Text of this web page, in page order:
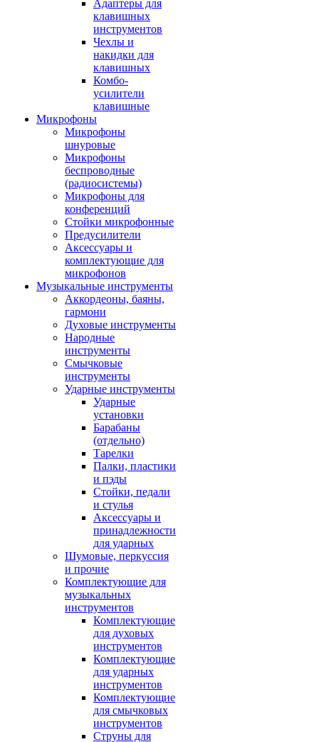
Адаптеры для
клавишных
инструментов
Чехлы и
накидки для
клавишных
Комбо-
усилители
клавишные
Микрофоны
Микрофоны
шнуровые
Микрофоны
беспроводные
(радиосистемы)
Микрофоны для
конференций
Стойки микрофонные
Предусилители
Аксессуары и
комплектующие для
микрофонов
Музыкальные инструменты
Аккордеоны, баяны,
гармони
Духовые инструменты
Народные
инструменты
Смычковые
инструменты
Ударные инструменты
Ударные
установки
Барабаны
(отдельно)
Тарелки
Палки, пластики
и пэды
Стойки, педали
и стулья
Аксессуары и
принадлежности
для ударных
Шумовые, перкуссия
и прочие
Комплектующие для
музыкальных
инструментов
Комплектующие
для духовых
инструментов
Комплектующие
для ударных
инструментов
Комплектующие
для смычковых
инструментов
Струны для